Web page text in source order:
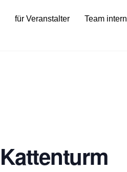
für Veranstalter Team intern